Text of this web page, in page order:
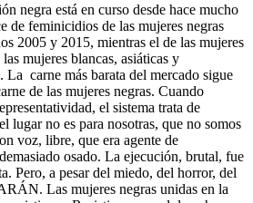
negra está en curso desde hace mucho
de feminicidios de las mujeres negras
2005 y 2015, mientras el de las mujeres
mujeres blancas, asiáticas y
carne más barata del mercado sigue
de las mujeres negras. Cuando
el sistema trata de
lugar no es para nosotras, que no somos
voz, libre, que era agente de
osado. La ejecución, brutal, fue
Pero, a pesar del miedo, del horror, del
Las mujeres negras unidas en la